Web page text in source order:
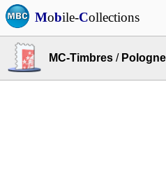
Mobile-Collections
MC-Timbres / Pologne